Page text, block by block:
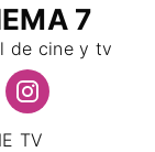
7
de cine y tv
TV